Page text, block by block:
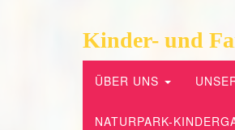
Kinder- und
ÜBER UNS
NATURPARK-